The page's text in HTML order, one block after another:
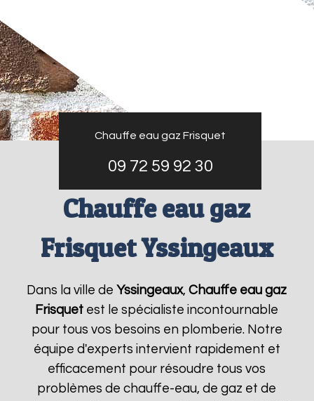
Chauffe eau gaz Frisquet
09 72 59 92 30
Chauffe eau gaz
Frisquet Yssingeaux
Dans la ville de Yssingeaux,Chauffe eau gaz
Frisquet est le spécialiste incontournable
pour tous vos besoins en plomberie. Notre
équipe d'experts intervient rapidement et
efficacement pour résoudre tous vos
problèmes de chauffe-eau, de gaz et de